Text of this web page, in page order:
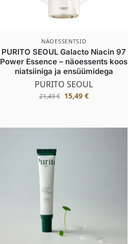
NÄOESSENTSID
PURITO SEOUL Galacto Niacin 97
Power Essence – näoessents koos
niatsiiniga ja ensüümidega
PURITO SEOUL
21,49€ 15,49 €